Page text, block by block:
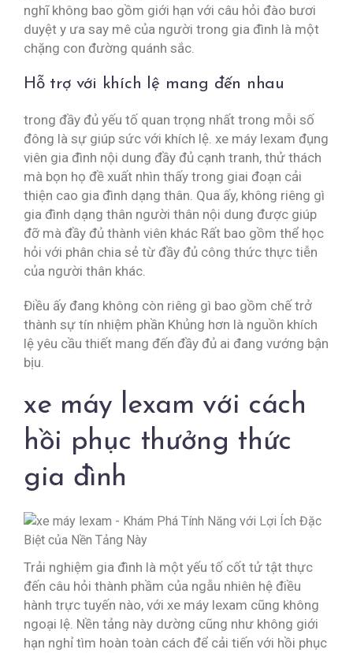
nghĩ không bao gồm giới hạn với câu hỏi đào bươi
duyệt y ưa say mê của người trong gia đình là một
chặng con đường quánh sắc.
Hỗ trợ với khích lệ mang đến nhau
trong đầy đủ yếu tố quan trọng nhất trong mỗi số
đông là sự giúp sức với khích lệ. xe máy lexam đụng
viên gia đình nội dung đầy đủ cạnh tranh, thử thách
mà bọn họ đề xuất nhìn thấy trong giai đoạn cải
thiện cao gia đình dạng thân. Qua ấy, không riêng gì
gia đình dạng thân người thân nội dung được giúp
đỡ mà đầy đủ thành viên khác Rất bao gồm thể học
hỏi với phân chia sẻ từ đầy đủ công thức thực tiễn
của người thân khác.
Điều ấy đang không còn riêng gì bao gồm chế trở
thành sự tín nhiệm phần Khủng hơn là nguồn khích
lệ yêu cầu thiết mang đến đầy đủ ai đang vướng bận
bịu.
xe máy lexam với cách
hồi phục thưởng thức
gia đình
Trải nghiệm gia đình là một yếu tố cốt tử tật thực
đến câu hỏi thành phầm của ngẫu nhiên hệ điều
hành trực tuyến nào, với xe máy lexam cũng không
ngoại lệ. Nền tảng này dường cũng như không giới
hạn nghỉ tìm hoàn toàn cách để cải tiến với hồi phục